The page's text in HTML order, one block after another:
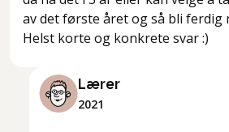
av det første året og så bli ferdig
Lærer
2021